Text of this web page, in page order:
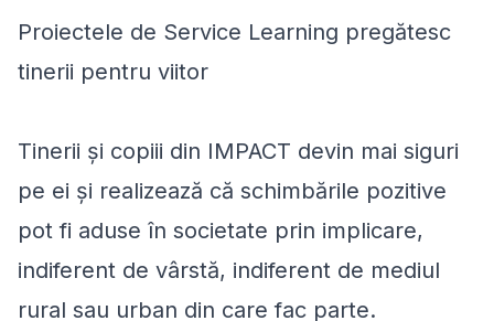
Proiectele de Service Learning pregătesc
tinerii pentru viitor
Tinerii și copiii din IMPACT devin mai siguri
pe ei și realizează că schimbările pozitive
pot fi aduse în societate prin implicare,
indiferent de vârstă, indiferent de mediul
rural sau urban din care fac parte.